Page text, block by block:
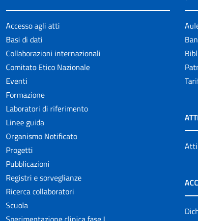
Accesso agli atti
Basi di dati
Collaborazioni internazionali
Comitato Etico Nazionale
Eventi
Formazione
Laboratori di riferimento
Linee guida
Organismo Notificato
Progetti
Pubblicazioni
Registri e sorveglianze
Ricerca collaboratori
Scuola
Atti